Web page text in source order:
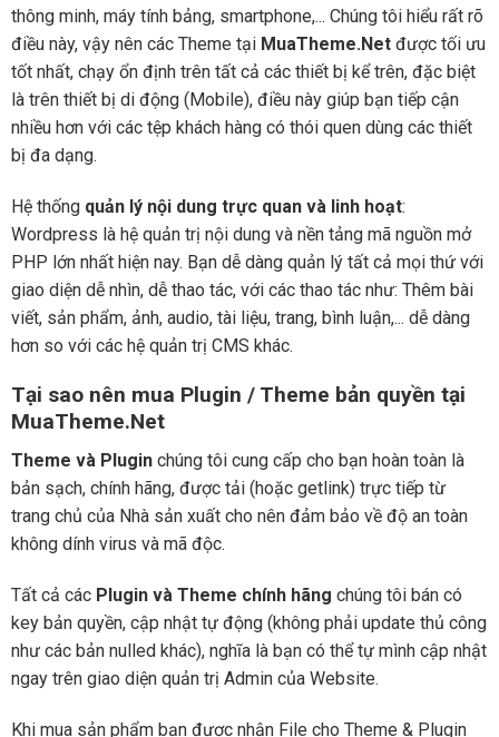
thông minh, máy tính bảng, smartphone,... Chúng tôi hiểu rất rõ
điều này, vậy nên các Theme tại MuaTheme.Net được tối ưu
tốt nhất, chạy ổn định trên tất cả các thiết bị kể trên, đặc biệt
là trên thiết bị di động (Mobile), điều này giúp bạn tiếp cận
nhiều hơn với các tệp khách hàng có thói quen dùng các thiết
bị đa dạng.
Hệ thống quản lý nội dung trực quan và linh hoạt:
Wordpress là hệ quản trị nội dung và nền tảng mã nguồn mở
PHP lớn nhất hiện nay. Bạn dễ dàng quản lý tất cả mọi thứ với
giao diện dễ nhìn, dễ thao tác, với các thao tác như: Thêm bài
viết, sản phẩm, ảnh, audio, tài liệu, trang, bình luận,... dễ dàng
hơn so với các hệ quản trị CMS khác.
Tại sao nên mua Plugin / Theme bản quyền tại
MuaTheme.Net
Theme và Plugin chúng tôi cung cấp cho bạn hoàn toàn là
bản sạch, chính hãng, được tải (hoặc getlink) trực tiếp từ
trang chủ của Nhà sản xuất cho nên đảm bảo về độ an toàn
không dính virus và mã độc.
Tất cả các Plugin và Theme chính hãng chúng tôi bán có
key bản quyền, cập nhật tự động (không phải update thủ công
như các bản nulled khác), nghĩa là bạn có thể tự mình cập nhật
ngay trên giao diện quản trị Admin của Website.
Khi mua sản phẩm bạn được nhận File cho Theme & Plugin